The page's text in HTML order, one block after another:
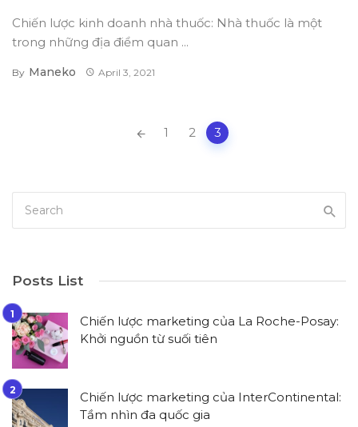
Chiến lược kinh doanh nhà thuốc: Nhà thuốc là một
trong những địa điểm quan ...
By Maneko April 3, 2021
1 2 3
Posts List
Chiến lược marketing của La Roche-Posay:
Khởi nguồn từ suối tiên
Chiến lược marketing của InterContinental:
Tầm nhìn đa quốc gia